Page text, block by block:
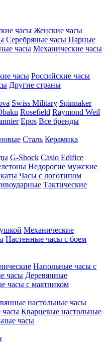
часы Женские часы
Серебряные часы Парные
часы Механические часы
часы Российские часы
Другие страны
Swiss Military Spinnaker
Rosefield Raymond Weil
Epos Все бренды
Сталь Керамика
G-Shock Casio Edifice
Недорогие мужские
Часы с логотипом
Тактические
Механические
Настенные часы с боем
Напольные часы с
часы Деревянные
часы с маятником
настольные часы
часы Кварцевые настольные
часы